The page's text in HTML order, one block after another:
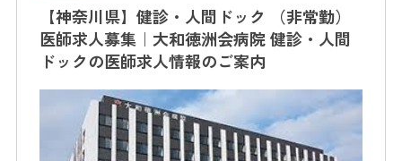
【神奈川県】健診・人間ドック （非常勤）
医師求人募集｜大和徳洲会病院 健診・人間
ドックの医師求人情報のご案内